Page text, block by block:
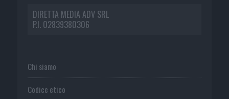
DIRETTA MEDIA ADV SRL
P.I. 02839380306
Chi siamo
Codice etico